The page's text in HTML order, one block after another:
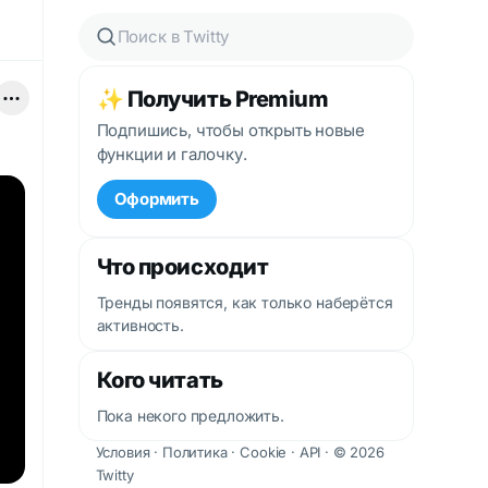
✨ Получить Premium
Подпишись, чтобы открыть новые
функции и галочку.
Оформить
Что происходит
Тренды появятся, как только наберётся
активность.
Кого читать
Пока некого предложить.
Условия· Политика·Cookie · API · © 2026
Twitty